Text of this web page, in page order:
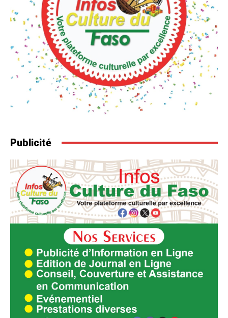
Publicité